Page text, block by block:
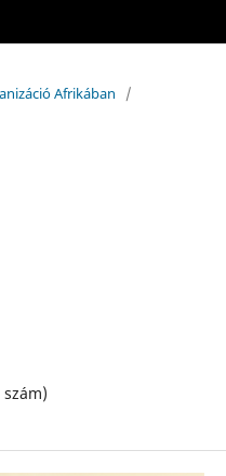
Afrikában
/